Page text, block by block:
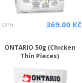
DPH 369.00 Kč
ONTARIO 50g (Chicken
Thin Pieces)